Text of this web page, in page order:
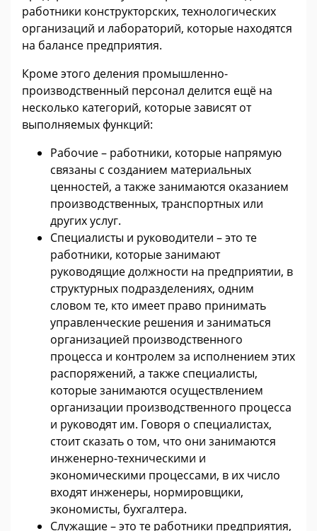
работники конструкторских, технологических
организаций и лабораторий, которые находятся
на балансе предприятия.
Кроме этого деления промышленно-
производственный персонал делится ещё на
несколько категорий, которые зависят от
выполняемых функций:
Рабочие – работники, которые напрямую
связаны с созданием материальных
ценностей, а также занимаются оказанием
производственных, транспортных или
других услуг.
Специалисты и руководители – это те
работники, которые занимают
руководящие должности на предприятии, в
структурных подразделениях, одним
словом те, кто имеет право принимать
управленческие решения и заниматься
организацией производственного
процесса и контролем за исполнением этих
распоряжений, а также специалисты,
которые занимаются осуществлением
организации производственного процесса
и руководят им. Говоря о специалистах,
стоит сказать о том, что они занимаются
инженерно-техническими и
экономическими процессами, в их число
входят инженеры, нормировщики,
экономисты, бухгалтера.
Служащие – это те работники предприятия,